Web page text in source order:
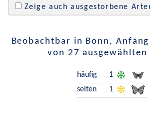
Zeige auch ausgestorbene
Beobachtbar in Bonn,
von 27 ausgewählten
häufig
1
selten
1